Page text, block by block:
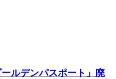
ルデンパスポート」廃